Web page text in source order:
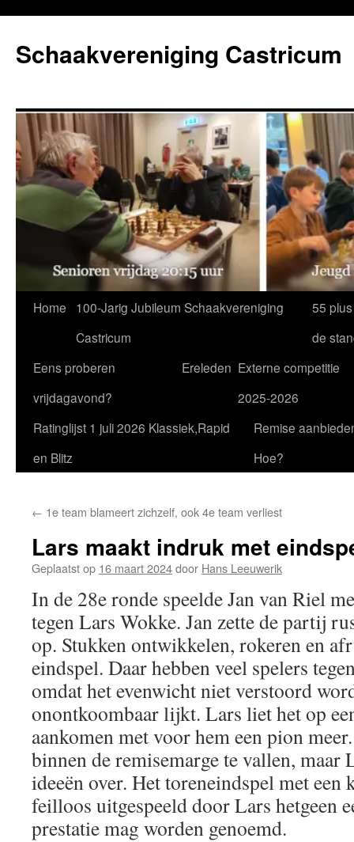
de
inhoud
Schaakvereniging Castricum
Home
100-Jarig Jubileum Schaakvereniging
Castricum
55
de
Eens proberen
vrijdagavond?
Ereleden Externe competitie
2025-2026
Ratinglijst 1 juli 2026 Klassiek,Rapid
en Blitz
Remise
Hoe?
← 1e team blameert zichzelf, ook 4e team verliest
Lars maakt indruk met
Geplaatst op 16 maart 2024door Hans Leeuwerik
In de 28e ronde speelde Jan van Riel
tegen Lars Wokke. Jan zette de partij
op. Stukken ontwikkelen, rokeren en
eindspel. Daar hebben veel spelers
omdat het evenwicht niet verstoord
onontkoombaar lijkt. Lars liet het op
aankomen met voor hem een pion
binnen de remisemarge te vallen, maar
ideeën over. Het toreneindspel met een
feilloos uitgespeeld door Lars hetgeen
prestatie mag worden genoemd.